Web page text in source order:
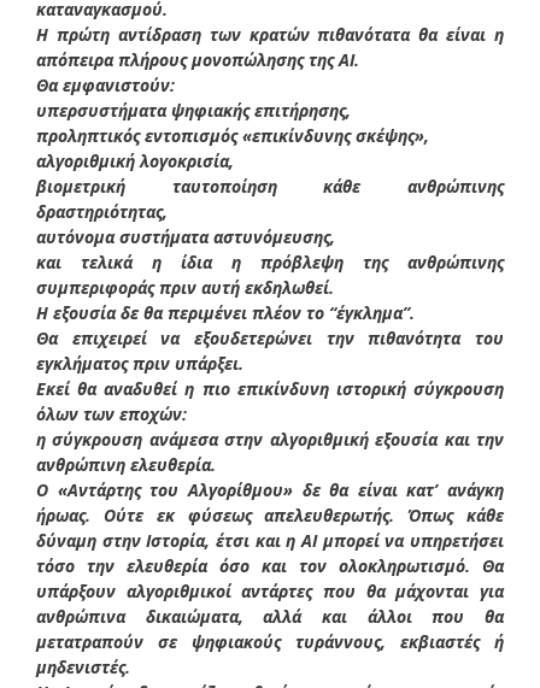
καταναγκασμού.
Η πρώτη αντίδραση των κρατών πιθανότατα θα είναι η
απόπειρα πλήρους μονοπώλησης της ΑΙ.
Θα εμφανιστούν:
υπερσυστήματα ψηφιακής επιτήρησης,
προληπτικός εντοπισμός «επικίνδυνης σκέψης»,
αλγοριθμική λογοκρισία,
βιομετρική ταυτοποίηση κάθε ανθρώπινης
δραστηριότητας,
αυτόνομα συστήματα αστυνόμευσης,
και τελικά η ίδια η πρόβλεψη της ανθρώπινης
συμπεριφοράς πριν αυτή εκδηλωθεί.
Η εξουσία δε θα περιμένει πλέον το “έγκλημα”.
Θα επιχειρεί να εξουδετερώνει την πιθανότητα του
εγκλήματος πριν υπάρξει.
Εκεί θα αναδυθεί η πιο επικίνδυνη ιστορική σύγκρουση
όλων των εποχών:
η σύγκρουση ανάμεσα στην αλγοριθμική εξουσία και την
ανθρώπινη ελευθερία.
Ο «Αντάρτης του Αλγορίθμου» δε θα είναι κατ’ ανάγκη
ήρωας. Ούτε εκ φύσεως απελευθερωτής. Όπως κάθε
δύναμη στην Ιστορία, έτσι και η ΑΙ μπορεί να υπηρετήσει
τόσο την ελευθερία όσο και τον ολοκληρωτισμό. Θα
υπάρξουν αλγοριθμικοί αντάρτες που θα μάχονται για
ανθρώπινα δικαιώματα, αλλά και άλλοι που θα
μετατραπούν σε ψηφιακούς τυράννους, εκβιαστές ή
μηδενιστές.